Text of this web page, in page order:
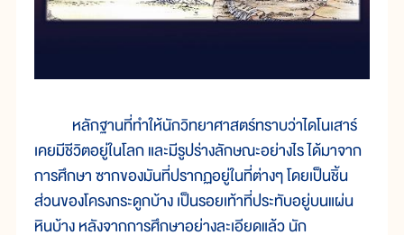
หลักฐานที่ทำให้นักวิทยาศาสตร์ทราบว่าไดโนเสาร์
เคยมีชีวิตอยู่ในโลก และมีรูปร่างลักษณะอย่างไร ได้มาจาก
การศึกษา ซากของมันที่ปรากฏอยู่ในที่ต่างๆ โดยเป็นชิ้น
ส่วนของโครงกระดูกบ้าง เป็นรอยเท้าที่ประทับอยู่บนแผ่น
หินบ้าง หลังจากการศึกษาอย่างละเอียดแล้ว นัก